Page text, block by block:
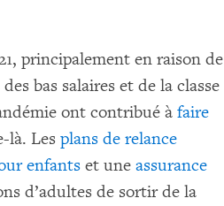
principalement en raison de
bas salaires et de la classe
ont contribué àfaire
là. Lesplans de relance
enfants et uneassurance
d’adultes de sortir de la